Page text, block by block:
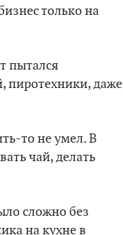
только на
пытался
пиротехники, даже
то не умел. В
чай, делать
сложно без
на кухне в